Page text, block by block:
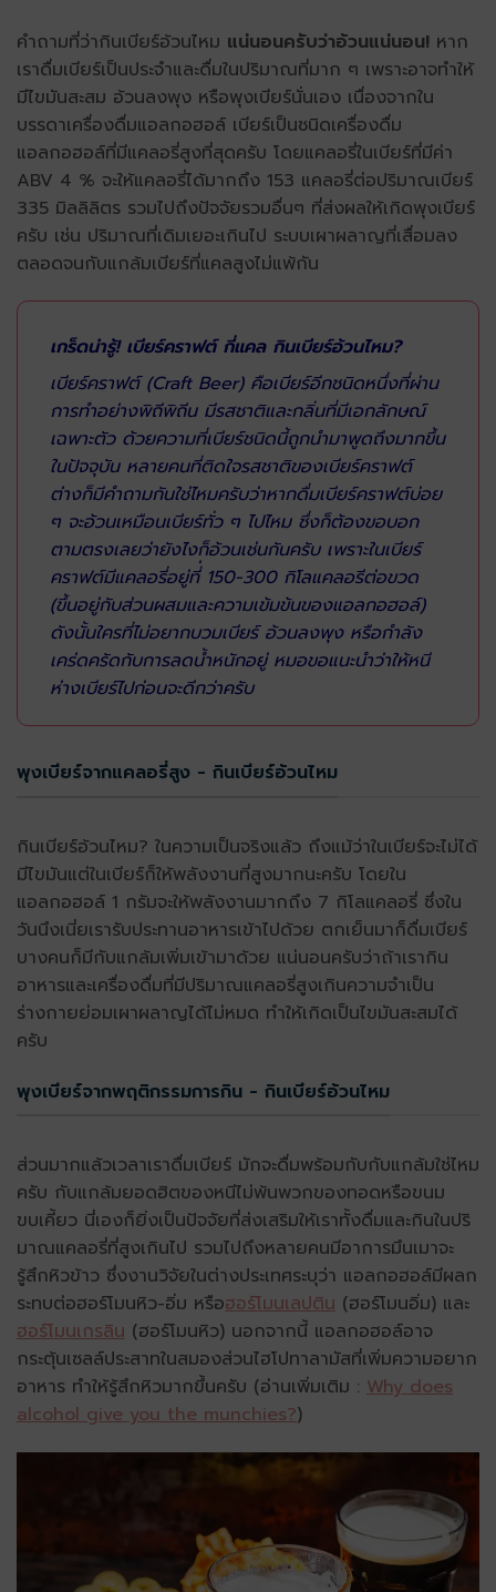
คำถามที่ว่ากินเบียร์อ้วนไหม แน่นอนครับว่าอ้วนแน่นอน! หาก
เราดื่มเบียร์เป็นประจำและดื่มในปริมาณที่มาก ๆ เพราะอาจทำให้
มีไขมันสะสม อ้วนลงพุง หรือพุงเบียร์นั่นเอง เนื่องจากใน
บรรดาเครื่องดื่มแอลกอฮอล์ เบียร์เป็นชนิดเครื่องดื่ม
แอลกอฮอล์ที่มีแคลอรี่สูงที่สุดครับ โดยแคลอรี่ในเบียร์ที่มีค่า
ABV 4 % จะให้แคลอรี่ได้มากถึง 153 แคลอรี่ต่อปริมาณเบียร์
335 มิลลิลิตร รวมไปถึงปัจจัยรวมอื่นๆ ที่ส่งผลให้เกิดพุงเบียร์
ครับ เช่น ปริมาณที่เดิมเยอะเกินไป ระบบเผาผลาญที่เสื่อมลง
ตลอดจนกับแกล้มเบียร์ที่แคลสูงไม่แพ้กัน
เกร็ดน่ารู้! เบียร์คราฟต์ กี่แคล กินเบียร์อ้วนไหม?
เบียร์คราฟต์ (Craft Beer) คือเบียร์อีกชนิดหนึ่งที่ผ่าน
การทำอย่างพิถีพิถีน มีรสชาติและกลิ่นที่มีเอกลักษณ์
เฉพาะตัว ด้วยความที่เบียร์ชนิดนี้ถูกนำมาพูดถึงมากขึ้น
ในปัจจุบัน หลายคนที่ติดใจรสชาติของเบียร์คราฟต์
ต่างก็มีคำถามกันใช่ไหมครับว่าหากดื่มเบียร์คราฟต์บ่อย
ๆ จะอ้วนเหมือนเบียร์ทั่ว ๆ ไปไหม ซึ่งก็ต้องขอบอก
ตามตรงเลยว่ายังไงก็อ้วนเช่นกันครับ เพราะในเบียร์
คราฟต์มีแคลอรี่อยู่ที่่ 150-300 กิโลแคลอรีต่อขวด
(ขึ้นอยู่กับส่วนผสมและความเข้มข้นของแอลกอฮอล์)
ดังนั้นใครที่ไม่อยากบวมเบียร์ อ้วนลงพุง หรือกำลัง
เคร่ดครัดกับการลดน้ำหนักอยู่ หมอขอแนะนำว่าให้หนี
ห่างเบียร์ไปก่อนจะดีกว่าครับ
พุงเบียร์จากแคลอรี่สูง - กินเบียร์อ้วนไหม
กินเบียร์อ้วนไหม? ในความเป็นจริงแล้ว ถึงแม้ว่าในเบียร์จะไม่ได้
มีไขมันแต่ในเบียร์ก็ให้พลังงานที่สูงมากนะครับ โดยใน
แอลกอฮอล์ 1 กรัมจะให้พลังงานมากถึง 7 กิโลแคลอรี่ ซึ่งใน
วันนึงเนี่ยเรารับประทานอาหารเข้าไปด้วย ตกเย็นมาก็ดื่มเบียร์
บางคนก็มีกับแกล้มเพิ่มเข้ามาด้วย แน่นอนครับว่าถ้าเรากิน
อาหารและเครื่องดื่มที่มีปริมาณแคลอรี่สูงเกินความจำเป็น
ร่างกายย่อมเผาผลาญได้ไม่หมด ทำให้เกิดเป็นไขมันสะสมได้
ครับ
พุงเบียร์จากพฤติกรรมการกิน - กินเบียร์อ้วนไหม
ส่วนมากแล้วเวลาเราดื่มเบียร์ มักจะดื่มพร้อมกับกับแกล้มใช่ไหม
ครับ กับแกล้มยอดฮิตของหนีไม่พ้นพวกของทอดหรือขนม
ขบเคี้ยว นี่เองก็ยิ่งเป็นปัจจัยที่ส่งเสริมให้เราทั้งดื่มและกินในปริ
มาณแคลอรี่ที่สูงเกินไป รวมไปถึงหลายคนมีอาการมึนเมาจะ
รู้สึกหิวข้าว ซึ่งงานวิจัยในต่างประเทศระบุว่า แอลกอฮอล์มีผลก
ระทบต่อฮอร์โมนหิว-อิ่ม หรือฮอร์โมนเลปติน (ฮอร์โมนอิ่ม) และ
ฮอร์โมนเกรลิน (ฮอร์โมนหิว) นอกจากนี้ แอลกอฮอล์อาจ
กระตุ้นเซลล์ประสาทในสมองส่วนไฮโปทาลามัสที่เพิ่มความอยาก
อาหาร ทำให้รู้สึกหิวมากขึ้นครับ (อ่านเพิ่มเติม : Why does
alcohol give you the munchies?)